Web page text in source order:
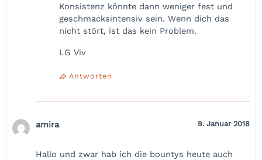
Konsistenz könnte dann weniger fest und
geschmacksintensiv sein. Wenn dich das
nicht stört, ist das kein Problem.
LG Viv
Antworten
amira 9. Januar 2018
Hallo und zwar hab ich die bountys heute auch